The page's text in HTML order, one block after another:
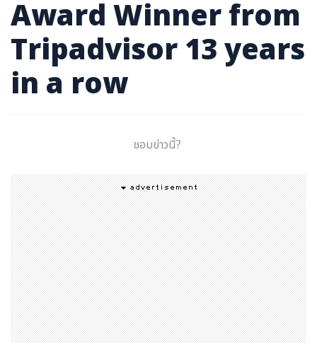
Award Winner from
Tripadvisor 13 years
in a row
ชอบข่าวนี้?